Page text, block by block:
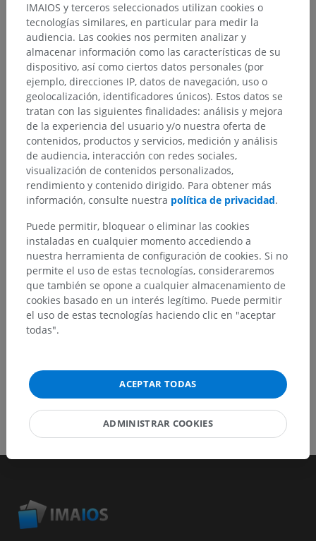
Estructuras subyacentes:
Tractus descendentes
Traducciones
¿Ha detectado un error?
No dude en sugerir una corrección, traducción o
Reportar un error
DESCARGAR LA APLICACIÓN
IMAIOS y terceros seleccionados utilizan cookies o
tecnologías similares, en particular para medir la
audiencia. Las cookies nos permiten analizar y
almacenar información como las características de su
dispositivo, así como ciertos datos personales (por
ejemplo, direcciones IP, datos de navegación, uso o
geolocalización, identificadores únicos). Estos datos se
tratan con las siguientes finalidades: análisis y mejora
de la experiencia del usuario y/o nuestra oferta de
contenidos, productos y servicios, medición y análisis
de audiencia, interacción con redes sociales,
visualización de contenidos personalizados,
rendimiento y contenido dirigido. Para obtener más
información, consulte nuestra política de privacidad.
Puede permitir, bloquear o eliminar las cookies
instaladas en cualquier momento accediendo a
nuestra herramienta de configuración de cookies. Si no
permite el uso de estas tecnologías, consideraremos
que también se opone a cualquier almacenamiento de
cookies basado en un interés legítimo. Puede permitir
el uso de estas tecnologías haciendo clic en "aceptar
todas".
ACEPTAR TODAS
ADMINISTRAR COOKIES